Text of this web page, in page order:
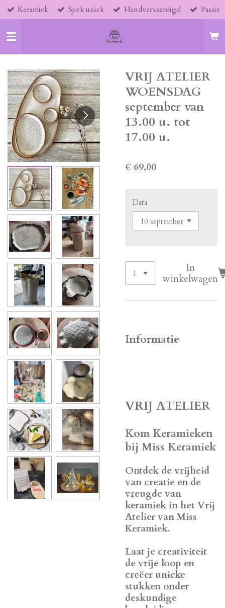
Ga
direct
naar
de
hoofdinhoud
Keramiek Sjiek uniek Handvervaardigd Passie
VRIJ ATELIER
WOENSDAG
september van
13.00 u. tot
17.00 u.
€ 69,00
Data
In
winkelwagen
Informatie
VRIJ ATELIER
Kom Keramieken
bij Miss Keramiek
Ontdek de vrijheid
van creatie en de
vreugde van
keramiek in het Vrij
Atelier van Miss
Keramiek.
Laat je creativiteit
de vrije loop en
creëer unieke
stukken onder
deskundige